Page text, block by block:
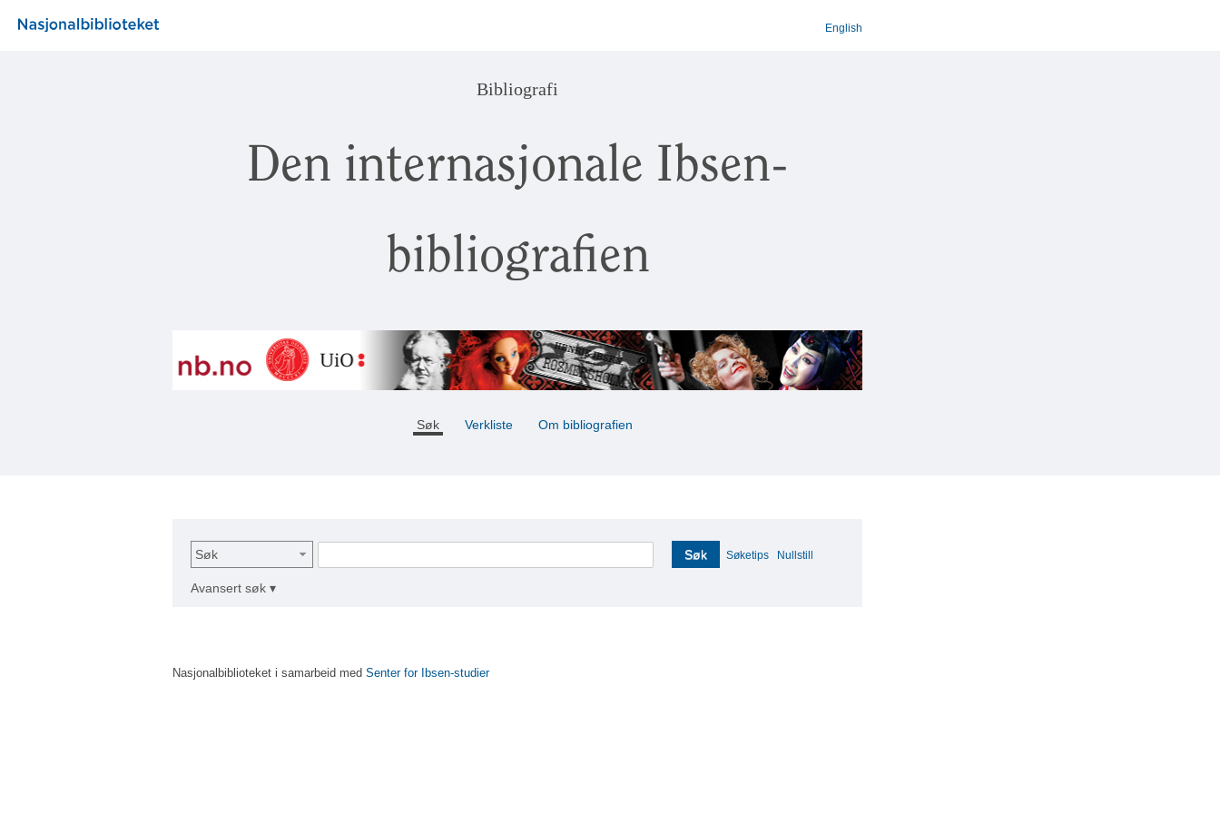
English
Bibliografi
Den internasjonale Ibsen-
bibliografien
Søk Verkliste Om bibliografien
Søk Søk Søketips Nullstill
Avansert søk ▾
Nasjonalbiblioteket i samarbeid med Senter for Ibsen-studier